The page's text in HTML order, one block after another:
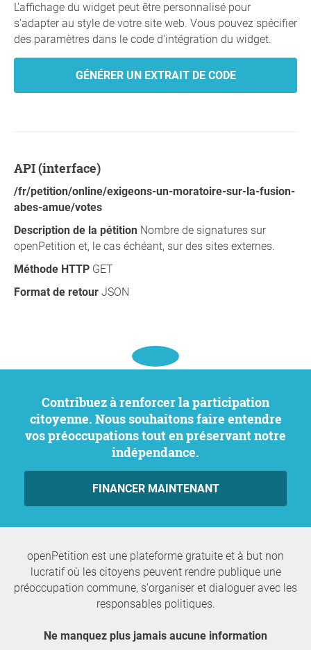
L'affichage du widget peut être personnalisé pour
s'adapter au style de votre site web. Vous pouvez spécifier
des paramètres dans le code d'intégration du widget.
GÉNÉRER UN EXTRAIT DE CODE
API (interface)
/fr/petition/online/exigeons-un-moratoire-sur-la-fusion-
abes-amue/votes
Description de la pétition Nombre de signatures sur
openPetition et, le cas échéant, sur des sites externes.
Méthode HTTP GET
Format de retour JSON
Contribuez à renforcer la participation
citoyenne. Nous souhaitons faire entendre
vos préoccupations tout en préservant notre
indépendance.
FINANCER MAINTENANT
openPetition est une plateforme gratuite et à but non
lucratif où les citoyens peuvent rendre publique une
préoccupation commune, s'organiser et dialoguer avec les
responsables politiques.
Ne manquez plus jamais aucune information